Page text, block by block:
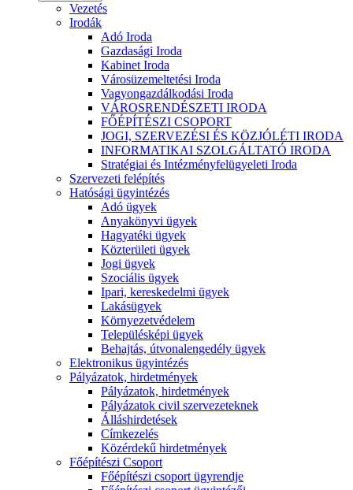
Vezetés
Irodák
Adó Iroda
Gazdasági Iroda
Kabinet Iroda
Városüzemeltetési Iroda
Vagyongazdálkodási Iroda
VÁROSRENDÉSZETI IRODA
FŐÉPÍTÉSZI CSOPORT
JOGI, SZERVEZÉSI ÉS KÖZJÓLÉTI IRODA
INFORMATIKAI SZOLGÁLTATÓ IRODA
Stratégiai és Intézményfelügyeleti Iroda
Szervezeti felépítés
Hatósági ügyintézés
Adó ügyek
Anyakönyvi ügyek
Hagyatéki ügyek
Közterületi ügyek
Jogi ügyek
Szociális ügyek
Ipari, kereskedelmi ügyek
Lakásügyek
Környezetvédelem
Településképi ügyek
Behajtás, útvonalengedély ügyek
Elektronikus ügyintézés
Pályázatok, hirdetmények
Pályázatok, hirdetmények
Pályázatok civil szervezeteknek
Álláshirdetések
Címkezelés
Közérdekű hirdetmények
Főépítészi Csoport
Főépítészi csoport ügyrendje